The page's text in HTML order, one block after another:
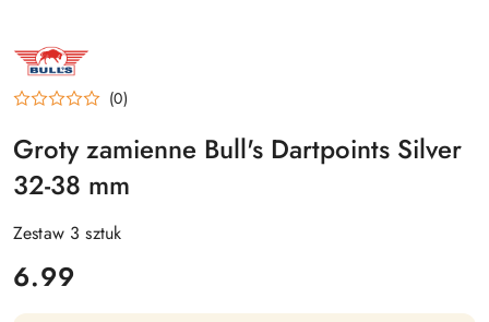
NAZWA
PRODUCENTA:
BULL'S
NL (0)
Groty zamienne Bull's Dartpoints Silver
32-38 mm
Zestaw 3 sztuk
cena:
6.99